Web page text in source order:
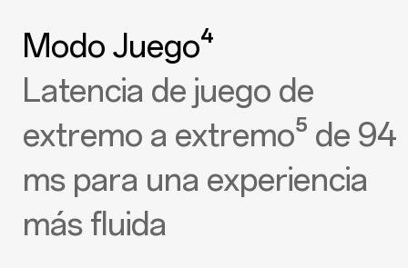
Modo Juego⁴
Latencia de juego de
extremo a extremo⁵ de 94
ms para una experiencia
más fluida